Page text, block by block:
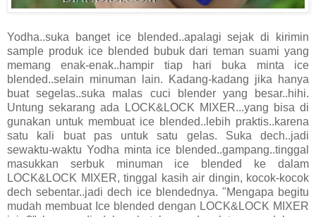
Yodha..suka banget ice blended..apalagi sejak di kirimin
sample produk ice blended bubuk dari teman suami yang
memang enak-enak..hampir tiap hari buka minta ice
blended..selain minuman lain. Kadang-kadang jika hanya
buat segelas..suka malas cuci blender yang besar..hihi.
Untung sekarang ada LOCK&LOCK MIXER...yang bisa di
gunakan untuk membuat ice blended..lebih praktis..karena
satu kali buat pas untuk satu gelas. Suka dech..jadi
sewaktu-waktu Yodha minta ice blended..gampang..tinggal
masukkan serbuk minuman ice blended ke dalam
LOCK&LOCK MIXER, tinggal kasih air dingin, kocok-kocok
dech sebentar..jadi dech ice blendednya. "Mengapa begitu
mudah membuat Ice blended dengan LOCK&LOCK MIXER